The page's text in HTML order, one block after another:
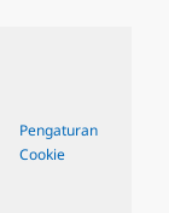
Pengaturan
Cookie